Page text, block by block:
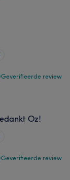
Geverifieerde review
Oz!
Geverifieerde review